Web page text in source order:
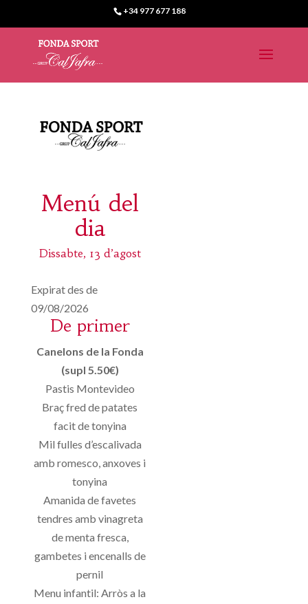
+34 977 677 188
Menú del
dia
Dissabte, 13 d’agost
Expirat des de
09/08/2026
De primer
Canelons de la Fonda
(supl 5.50€)
Pastis Montevideo
Braç fred de patates
facit de tonyina
Mil fulles d’escalivada
amb romesco, anxoves i
tonyina
Amanida de favetes
tendres amb vinagreta
de menta fresca,
gambetes i encenalls de
pernil
Menu infantil: Arròs a la